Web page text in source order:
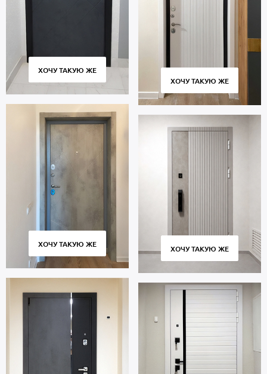
ХОЧУ ТАКУЮ ЖЕ
ХОЧУ ТАКУЮ ЖЕ
ХОЧУ ТАКУЮ ЖЕ
ХОЧУ ТАКУЮ ЖЕ